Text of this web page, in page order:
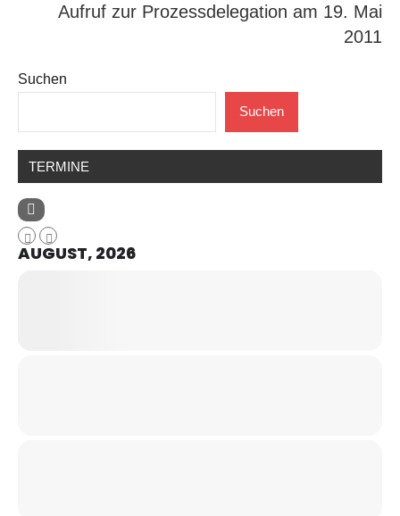
Aufruf zur Prozessdelegation am 19. Mai
2011
Suchen
Suchen
TERMINE
AUGUST, 2026